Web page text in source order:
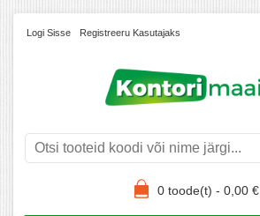
Logi Sisse Registreeru Kasutajaks
0toode(t) - 0,00€